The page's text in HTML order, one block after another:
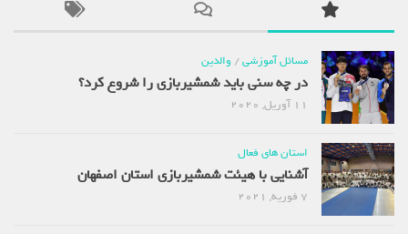
مسائل آموزشی/ والدین
در چه سنی باید شمشیربازی را شروع کرد؟
11 آوریل, 2020
استان های فعال
آشنایی با هیئت شمشیربازی استان اصفهان
7 فوریه, 2021